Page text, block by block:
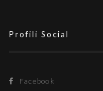
Profili Social
Facebook